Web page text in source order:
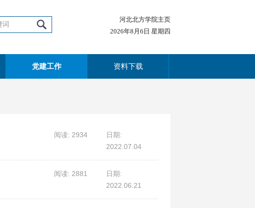
河北北方学院主页
2026年8月6日 星期四
党建工作 资料下载
日期:
2022.07.04
阅读: 2934
日期:
2022.06.21
阅读: 2881